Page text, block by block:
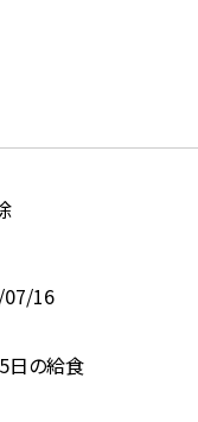
16
日の給食